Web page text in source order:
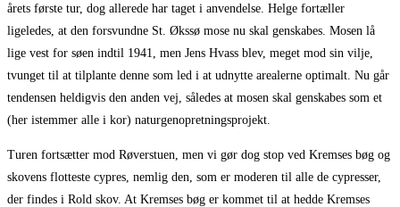
årets første tur, dog allerede har taget i anvendelse. Helge fortæller
ligeledes, at den forsvundne St. Økssø mose nu skal genskabes. Mosen lå
lige vest for søen indtil 1941, men Jens Hvass blev, meget mod sin vilje,
tvunget til at tilplante denne som led i at udnytte arealerne optimalt. Nu går
tendensen heldigvis den anden vej, således at mosen skal genskabes som et
(her istemmer alle i kor) naturgenopretningsprojekt.
Turen fortsætter mod Røverstuen, men vi gør dog stop ved Kremses bøg og
skovens flotteste cypres, nemlig den, som er moderen til alle de cypresser,
der findes i Rold skov. At Kremses bøg er kommet til at hedde Kremses